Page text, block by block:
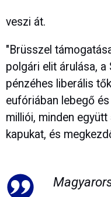
veszi át.
"Brüsszel
polgári elit árulása,
pénzéhes liberális
eufóriában lebegő
milliói, minden
kapukat, és